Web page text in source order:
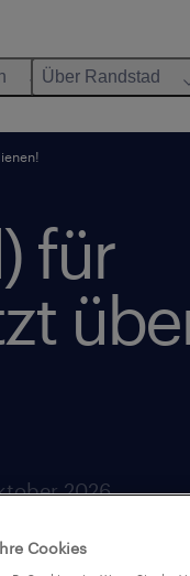
Über Randstad
für
2026
Cookies